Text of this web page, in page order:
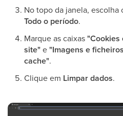
No topo da janela,
Todo o período.
Marque as caixas"Cookies
site"e"Imagens e
cache".
Clique em Limpar dados.